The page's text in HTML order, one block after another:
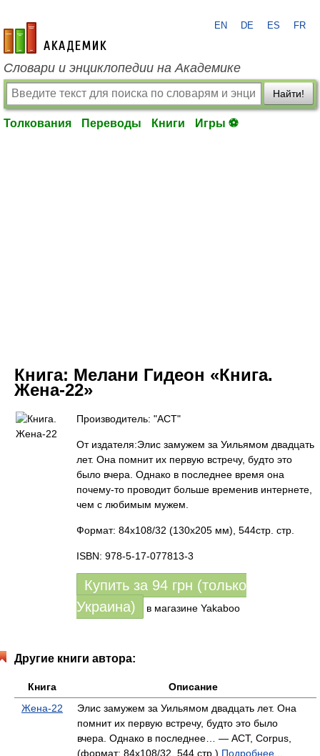
academic.ru
EN DE ES FR
Словари и энциклопедии на Академике
Найти!
Толкования Переводы Книги Игры ⚽
Книга: Мелани Гидеон «Книга.
Жена-22»
Производитель: "АСТ"
От издателя:Элис замужем за Уильямом двадцать
лет. Она помнит их первую встречу, будто это
было вчера. Однако в последнее время она
почему-то проводит больше временив интернете,
чем с любимым мужем.
Формат: 84x108/32 (130х205 мм), 544стр. стр.
ISBN: 978-5-17-077813-3
Купить за 94 грн (только
Украина)
в магазине Yakaboo
Другие книги автора:
Книга
Описание
Жена-22
Элис замужем за Уильямом двадцать лет. Она
помнит их первую встречу, будто это было
вчера. Однако в последнее… — АСТ, Corpus,
(формат: 84x108/32, 544 стр.) Подробнее...